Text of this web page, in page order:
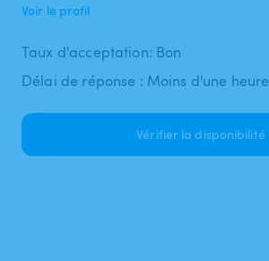
Voir le profil
Taux d'acceptation: Bon
Délai de réponse : Moins d'une heure
Vérifier la disponibilité